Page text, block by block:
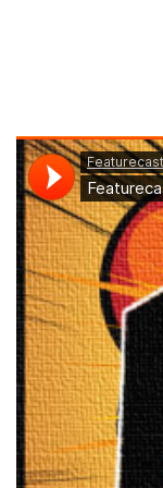
@atutowy
x The